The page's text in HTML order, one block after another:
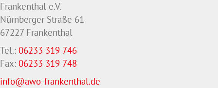
Frankenthal e.V.
Nürnberger Straße 61
67227 Frankenthal
Tel.: 06233 319 746
Fax: 06233 319 748
info@awo-frankenthal.de